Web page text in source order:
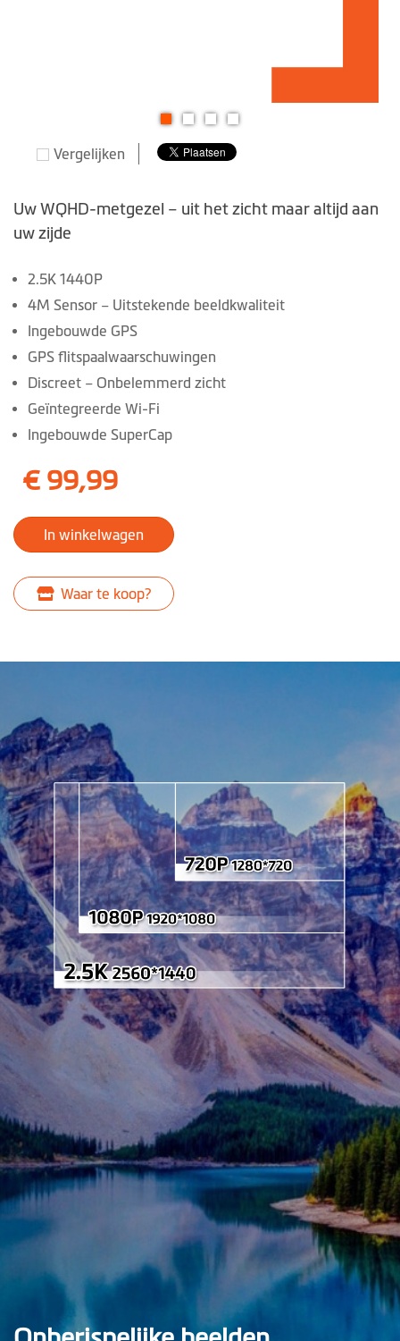
begin
Vergelijken
Uw WQHD-metgezel – uit het zicht maar altijd aan
uw zijde
2.5K 1440P
4M Sensor – Uitstekende beeldkwaliteit
Ingebouwde GPS
GPS flitspaalwaarschuwingen
Discreet – Onbelemmerd zicht
Geïntegreerde Wi-Fi
Ingebouwde SuperCap
€ 99,99
In winkelwagen
Waar te koop?